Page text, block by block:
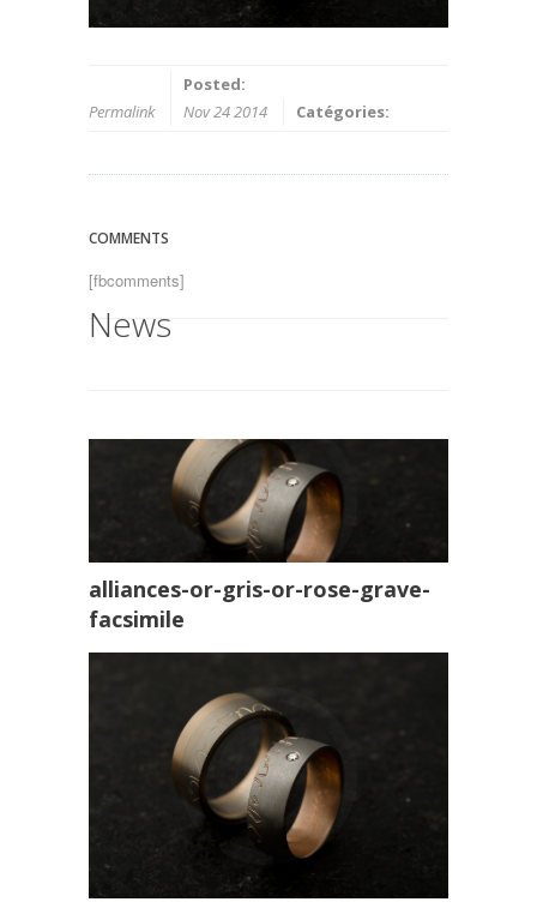
Permalink
Posted:
Nov 24 2014
Catégories:
COMMENTS
[fbcomments]
News
alliances-or-gris-or-rose-grave-
facsimile